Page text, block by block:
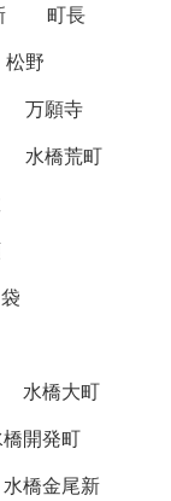
町長
松野
万願寺
水橋荒町
水橋大町
開発町
水橋金尾新